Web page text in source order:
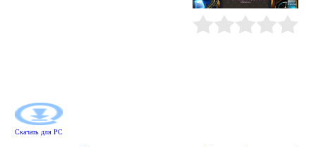
Скачать для PC